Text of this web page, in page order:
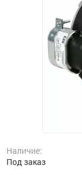
Наличие:
Под заказ